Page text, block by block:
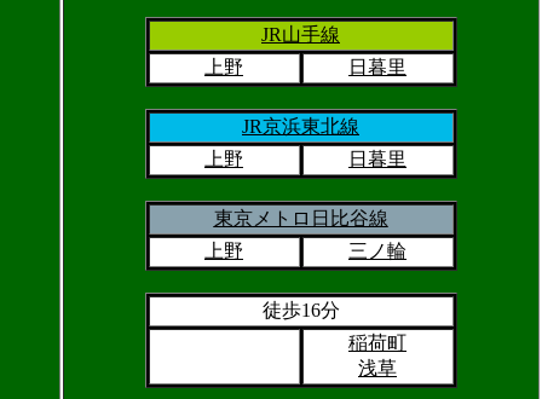
JR山手線
上野
日暮里
JR京浜東北線
上野
日暮里
東京メトロ日比谷線
上野
三ノ輪
徒歩16分
稲荷町
浅草